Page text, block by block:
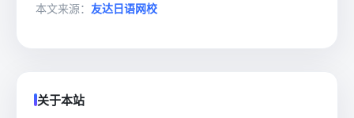
本文来源： 友达日语网校
关于本站